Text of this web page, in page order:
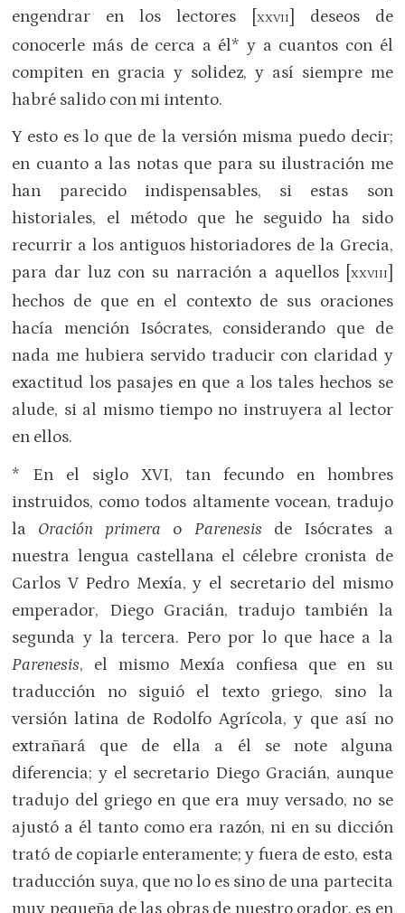
engendrar en los lectores [
XXVII
] deseos de
conocerle más de cerca a él* y a cuantos con él
compiten en gracia y solidez, y así siempre me
habré salido con mi intento.
Y esto es lo que de la versión misma puedo decir;
en cuanto a las notas que para su ilustración me
han parecido indispensables, si estas son
historiales, el método que he seguido ha sido
recurrir a los antiguos historiadores de la Grecia,
para dar luz con su narración a aquellos [
XXVIII
hechos de que en el contexto de sus oraciones
hacía mención Isócrates, considerando que de
nada me hubiera servido traducir con claridad y
exactitud los pasajes en que a los tales hechos se
alude, si al mismo tiempo no instruyera al lector
en ellos.
* En el siglo XVI, tan fecundo en hombres
instruidos, como todos altamente vocean, tradujo
la Oración primera o Parenesis de Isócrates a
nuestra lengua castellana el célebre cronista de
Carlos V Pedro Mexía, y el secretario del mismo
emperador, Diego Gracián, tradujo también la
segunda y la tercera. Pero por lo que hace a la
Parenesis, el mismo Mexía confiesa que en su
traducción no siguió el texto griego, sino la
versión latina de Rodolfo Agrícola, y que así no
extrañará que de ella a él se note alguna
diferencia; y el secretario Diego Gracián, aunque
tradujo del griego en que era muy versado, no se
ajustó a él tanto como era razón, ni en su dicción
trató de copiarle enteramente; y fuera de esto, esta
traducción suya, que no lo es sino de una partecita
muy pequeña de las obras de nuestro orador, es en